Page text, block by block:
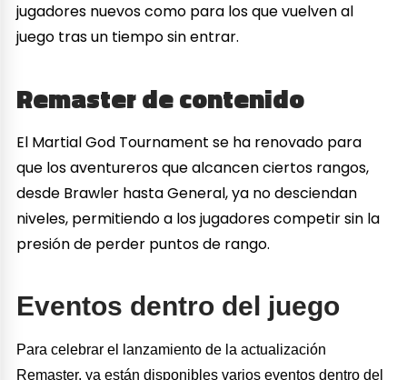
jugadores nuevos como para los que vuelven al
juego tras un tiempo sin entrar.
Remaster de contenido
El Martial God Tournament se ha renovado para
que los aventureros que alcancen ciertos rangos,
desde Brawler hasta General, ya no desciendan
niveles, permitiendo a los jugadores competir sin la
presión de perder puntos de rango.
Eventos dentro del juego
Para celebrar el lanzamiento de la actualización
Remaster, ya están disponibles varios eventos dentro del